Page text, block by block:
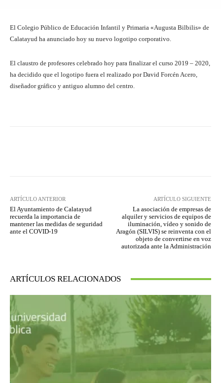
El Colegio Público de Educación Infantil y Primaria «Augusta Bilbilis» de
Calatayud ha anunciado hoy su nuevo logotipo corporativo.
El claustro de profesores celebrado hoy para finalizar el curso 2019 – 2020,
ha decidido que el logotipo fuera el realizado por David Forcén Acero,
diseñador gráfico y antiguo alumno del centro.
ARTÍCULO ANTERIOR
El Ayuntamiento de Calatayud
recuerda la importancia de
mantener las medidas de seguridad
ante el COVID-19
ARTÍCULO SIGUIENTE
La asociación de empresas de
alquiler y servicios de equipos de
iluminación, vídeo y sonido de
Aragón (SILVIS) se reinventa con el
objeto de convertirse en voz
autorizada ante la Administración
ARTÍCULOS RELACIONADOS